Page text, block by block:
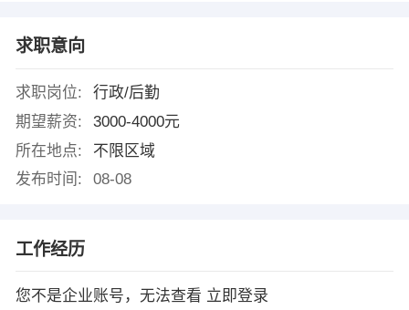
求职意向
求职岗位:
行政/后勤
期望薪资:
3000-4000元
所在地点:
不限区域
发布时间:
08-08
工作经历
您不是企业账号，无法查看 立即登录